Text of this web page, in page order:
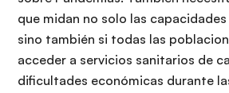
que midan no solo las
sino también si todas las
acceder a servicios sanitarios de
dificultades económicas durante